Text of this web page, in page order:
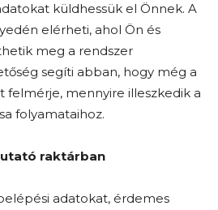
küldhessük el Önnek. A
elérheti, ahol Ön és
meg a rendszer
segíti abban, hogy még a
felmérje, mennyire illeszkedik a
folyamataihoz.
raktárban
adatokat, érdemes